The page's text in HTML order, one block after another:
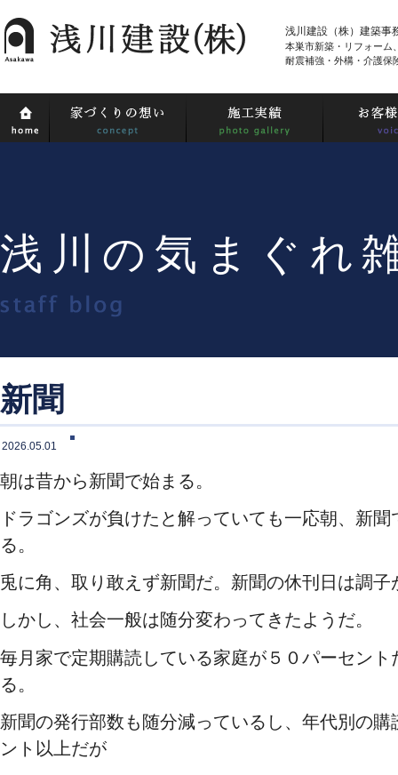
浅川建設（株）建築事
本巣市新築・リフォーム
耐震補強・外構・介護保
浅川の気まぐれ
新聞
2026.05.01
朝は昔から新聞で始まる。
ドラゴンズが負けたと解っていても一応朝、新
る。
兎に角、取り敢えず新聞だ。新聞の休刊日は調子
しかし、社会一般は随分変わってきたようだ。
毎月家で定期購読している家庭が５０パーセン
る。
新聞の発行部数も随分減っているし、年代別の
ント以上だが